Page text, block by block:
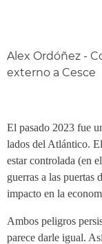
Alex Ordóñez -
externo a Cesce
El pasado 2023 fue
lados del Atlántico.
estar controlada (en
guerras a las puertas
impacto en la
Ambos peligros
parece darle igual.